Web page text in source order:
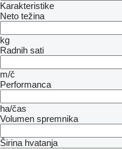
Karakteristike
Neto težina
kg
Radnih sati
m/č
Performanca
ha/čas
Volumen spremnika
Širina hvatanja